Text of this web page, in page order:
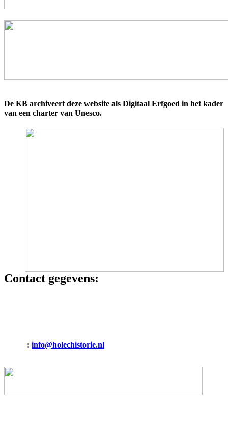
De KB archiveert deze website als Digitaal Erfgoed in het kader
van een charter van Unesco.
Contact gegevens:
: info@holechistorie.nl